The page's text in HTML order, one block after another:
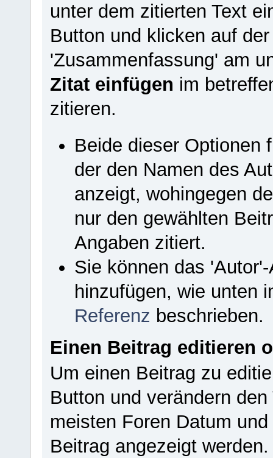
unter dem zitierten Text
Button und klicken auf
'Zusammenfassung' am
Zitat einfügen im
zitieren.
Beide dieser Optionen
der den Namen des
anzeigt, wohingegen
nur den gewählten
Angaben zitiert.
Sie können das
hinzufügen, wie unten
Referenz beschrieben.
Einen Beitrag editieren
Um einen Beitrag zu
Button und verändern
meisten Foren Datum
Beitrag angezeigt